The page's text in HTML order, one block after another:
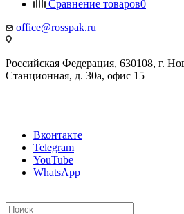
Сравнение товаров0
office@rosspak.ru
Российская Федерация, 630108, г.
Станционная, д. 30а, офис 15
Вконтакте
Telegram
YouTube
WhatsApp